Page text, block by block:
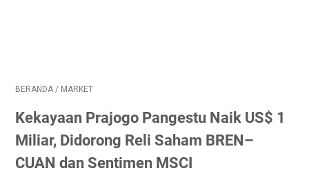
BERANDA / MARKET
Kekayaan Prajogo Pangestu Naik US$ 1
Miliar, Didorong Reli Saham BREN–
CUAN dan Sentimen MSCI